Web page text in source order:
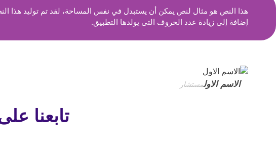
هذا النص هو مثال لنص يمكن أن يستبدل في نفس المساحة، لقد تم توليد هذا
إضافة إلى زيادة عدد الحروف التى يولدها التطبيق.
الاسم الاولمستشار
تابعنا